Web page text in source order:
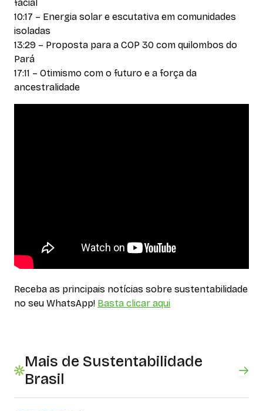
facial
10:17 – Energia solar e escutativa em comunidades
isoladas
13:29 – Proposta para a COP 30 com quilombos do
Pará
17:11 – Otimismo com o futuro e a força da
ancestralidade
Receba as principais notícias sobre sustentabilidade
no seu WhatsApp! Basta clicar aqui
Mais de Sustentabilidade
Brasil